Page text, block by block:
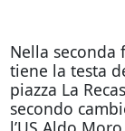
Nella seconda
tiene la testa
piazza La
secondo